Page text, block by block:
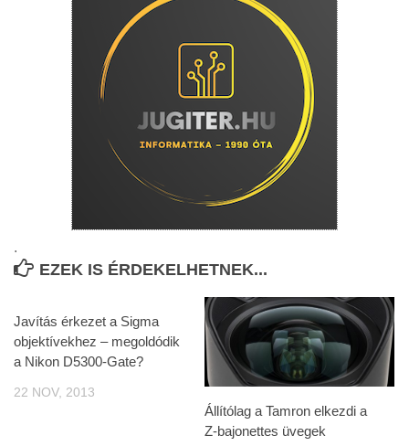
.
EZEK IS ÉRDEKELHETNEK...
Javítás érkezet a Sigma
objektívekhez – megoldódik
a Nikon D5300-Gate?
22 NOV, 2013
Állítólag a Tamron elkezdi a
Z-bajonettes üvegek